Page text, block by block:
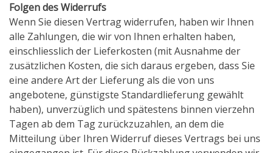
Folgen des Widerrufs
Wenn Sie diesen Vertrag widerrufen, haben wir Ihnen
alle Zahlungen, die wir von Ihnen erhalten haben,
einschliesslich der Lieferkosten (mit Ausnahme der
zusätzlichen Kosten, die sich daraus ergeben, dass Sie
eine andere Art der Lieferung als die von uns
angebotene, günstigste Standardlieferung gewählt
haben), unverzüglich und spätestens binnen vierzehn
Tagen ab dem Tag zurückzuzahlen, an dem die
Mitteilung über Ihren Widerruf dieses Vertrags bei uns